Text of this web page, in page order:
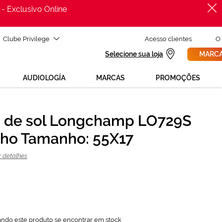
Exclusivo Online
Clube Privilege Acesso clientes O
Selecione sua loja
AUDIOLOGÍA MARCAS PROMOÇÕES
PROCURAR
106,42 €
€
sol Longchamp LO729S
Tamanho: 55X17
detalhes
este produto se encontrar em stock